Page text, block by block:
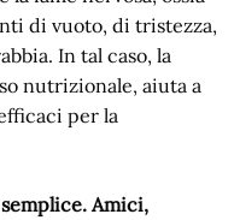
di vuoto, di tristezza,
In tal caso, la
nutrizionale, aiuta a
per la
Amici,